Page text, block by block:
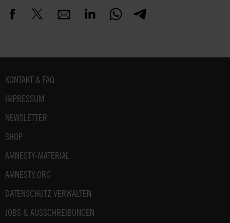
Fußbereich
KONTAKT & FAQ
IMPRESSUM
NEWSLETTER
SHOP
AMNESTY-MATERIAL
AMNESTY.ORG
DATENSCHUTZ VERWALTEN
JOBS & AUSSCHREIBUNGEN